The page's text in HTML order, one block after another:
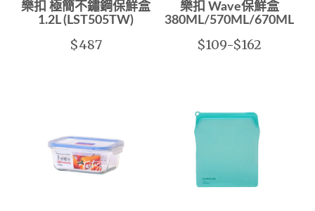
樂扣 極簡不鏽鋼保鮮盒
1.2L (LST505TW)
$487
樂扣 Wave保鮮盒
380ML/570ML/670ML/
$109-$162